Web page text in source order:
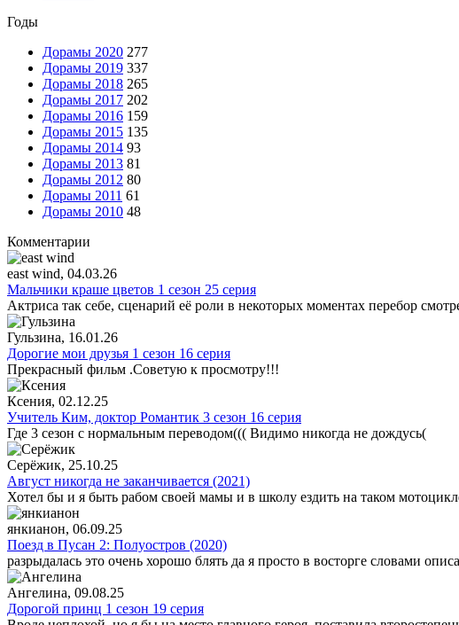
Годы
Дорамы 2020 277
Дорамы 2019 337
Дорамы 2018 265
Дорамы 2017 202
Дорамы 2016 159
Дорамы 2015 135
Дорамы 2014 93
Дорамы 2013 81
Дорамы 2012 80
Дорамы 2011 61
Дорамы 2010 48
Комментарии
east wind, 04.03.26
Мальчики краше цветов 1 сезон 25 серия
Актриса так себе, сценарий её роли в некоторых моментах перебор
Гульзина, 16.01.26
Дорогие мои друзья 1 сезон 16 серия
Прекрасный фильм .Советую к просмотру!!!
Ксения, 02.12.25
Учитель Ким, доктор Романтик 3 сезон 16 серия
Где 3 сезон с нормальным переводом((( Видимо никогда не дождусь(
Серёжик, 25.10.25
Август никогда не заканчивается (2021)
Хотел бы и я быть рабом своей мамы и в школу ездить на таком
янкианон, 06.09.25
Поезд в Пусан 2: Полуостров (2020)
разрыдалась это очень хорошо блять да я просто в восторге словами
Ангелина, 09.08.25
Дорогой принц 1 сезон 19 серия